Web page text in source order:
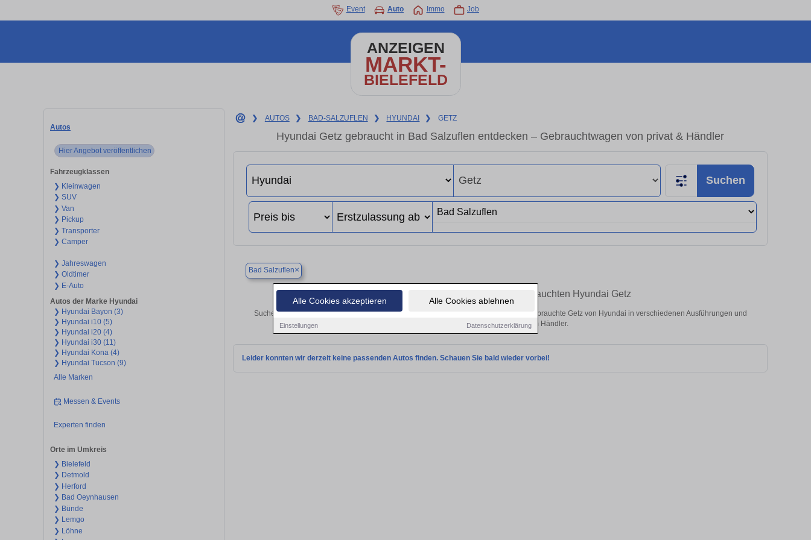
Alle Cookies akzeptieren Alle Cookies ablehnen
Einstellungen Datenschutzerklärung
Event Auto Immo Job
ANZEIGEN
MARKT-
BIELEFELD
Autos
Hier Angebot veröffentlichen
Fahrzeugklassen
❯ Kleinwagen
❯ SUV
❯ Van
❯ Pickup
❯ Transporter
❯ Camper
❯ Jahreswagen
❯ Oldtimer
❯ E-Auto
Autos der Marke Hyundai
❯ Hyundai Bayon (3)
❯ Hyundai i10 (5)
❯ Hyundai i20 (4)
❯ Hyundai i30 (11)
❯ Hyundai Kona (4)
❯ Hyundai Tucson (9)
Alle Marken
Messen & Events
Experten finden
Orte im Umkreis
❯ Bielefeld
❯ Detmold
❯ Herford
❯ Bad Oeynhausen
❯ Bünde
❯ Lemgo
❯ Löhne
❯ AUTOS ❯ BAD-SALZUFLEN ❯ HYUNDAI ❯ GETZ
Hyundai Getz gebraucht in Bad Salzuflen entdecken – Gebrauchtwagen von privat & Händler
Suchen
Bad Salzuflen×
Finden Sie in Bad Salzuflen Ihren gebrauchten Hyundai Getz
Suchen Sie in Bad Salzuflen einen Hyundai Getz Gebrauchtwagen? Entdecken Sie gebrauchte Getz von Hyundai in verschiedenen Ausführungen und
Preisklassen von privat und vom Händler.
Leider konnten wir derzeit keine passenden Autos finden. Schauen Sie bald wieder vorbei!